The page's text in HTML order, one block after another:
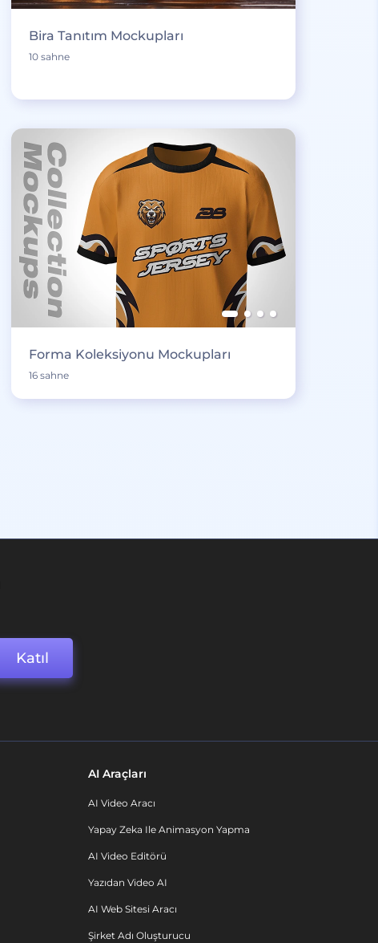
Bira Tanıtım Mockupları
10 sahne
Forma Koleksiyonu Mockupları
16 sahne
Katıl
AI Araçları
AI Video Aracı
Yapay Zeka Ile Animasyon Yapma
AI Video Editörü
Yazıdan Video AI
AI Web Sitesi Aracı
Şirket Adı Oluşturucu